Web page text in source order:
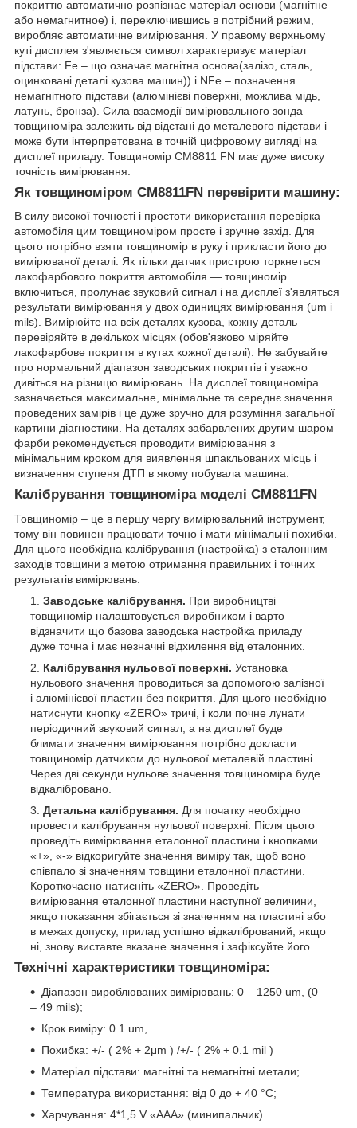
покриттю автоматично розпізнає матеріал основи (магнітне
або немагнитное) і, переключившись в потрібний режим,
виробляє автоматичне вимірювання. У правому верхньому
куті дисплея з'являється символ характеризує матеріал
підстави: Fe – що означає магнітна основа(залізо, сталь,
оцинковані деталі кузова машин)) і NFe – позначення
немагнітного підстави (алюмінієві поверхні, можлива мідь,
латунь, бронза). Сила взаємодії вимірювального зонда
товщиноміра залежить від відстані до металевого підстави і
може бути інтерпретована в точній цифровому вигляді на
дисплеї приладу. Товщиномір CM8811 FN має дуже високу
точність вимірювання.
Як товщиноміром CM8811FN перевірити машину:
В силу високої точності і простоти використання перевірка
автомобіля цим товщиноміром просте і зручне захід. Для
цього потрібно взяти товщиномір в руку і прикласти його до
вимірюваної деталі. Як тільки датчик пристрою торкнеться
лакофарбового покриття автомобіля — товщиномір
включиться, пролунає звуковий сигнал і на дисплеї з'являться
результати вимірювання у двох одиницях вимірювання (um і
mils). Вимірюйте на всіх деталях кузова, кожну деталь
перевіряйте в декількох місцях (обов'язково міряйте
лакофарбове покриття в кутах кожної деталі). Не забувайте
про нормальний діапазон заводських покриттів і уважно
дивіться на різницю вимірювань. На дисплеї товщиноміра
зазначається максимальне, мінімальне та середнє значення
проведених замірів і це дуже зручно для розуміння загальної
картини діагностики. На деталях забарвлених другим шаром
фарби рекомендується проводити вимірювання з
мінімальним кроком для виявлення шпакльованих місць і
визначення ступеня ДТП в якому побувала машина.
Калібрування товщиноміра моделі CM8811FN
Товщиномір – це в першу чергу вимірювальний інструмент,
тому він повинен працювати точно і мати мінімальні похибки.
Для цього необхідна калібрування (настройка) з еталонним
заходів товщини з метою отримання правильних і точних
результатів вимірювань.
Заводське калібрування. При виробництві
товщиномір налаштовується виробником і варто
відзначити що базова заводська настройка приладу
дуже точна і має незначні відхилення від еталонних.
Калібрування нульової поверхні. Установка
нульового значення проводиться за допомогою залізної
і алюмінієвої пластин без покриття. Для цього необхідно
натиснути кнопку «ZERO» тричі, і коли почне лунати
періодичний звуковий сигнал, а на дисплеї буде
блимати значення вимірювання потрібно докласти
товщиномір датчиком до нульової металевій пластині.
Через дві секунди нульове значення товщиноміра буде
відкалібровано.
Детальна калібрування. Для початку необхідно
провести калібрування нульової поверхні. Після цього
проведіть вимірювання еталонної пластини і кнопками
«+», «-» відкоригуйте значення виміру так, щоб воно
співпало зі значенням товщини еталонної пластини.
Короткочасно натисніть «ZERO». Проведіть
вимірювання еталонної пластини наступної величини,
якщо показання збігається зі значенням на пластині або
в межах допуску, прилад успішно відкалібрований, якщо
ні, знову виставте вказане значення і зафіксуйте його.
Технічні характеристики товщиноміра:
Діапазон вироблюваних вимірювань: 0 – 1250 um, (0
– 49 mils);
Крок виміру: 0.1 um,
Похибка: +/- ( 2% + 2μm ) /+/- ( 2% + 0.1 mil )
Матеріал підстави: магнітні та немагнітні метали;
Температура використання: від 0 до + 40 °С;
Харчування: 4*1,5 V «ААА» (минипальчик)